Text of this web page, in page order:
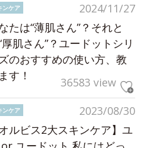
2024/11/27
ンケア
たは“薄肌さん”？それと
厚肌さん”？ユードットシリ
のおすすめの使い方、教
す！
36583 view
2023/08/30
ンケア
オルビス2大スキンケア】ユ